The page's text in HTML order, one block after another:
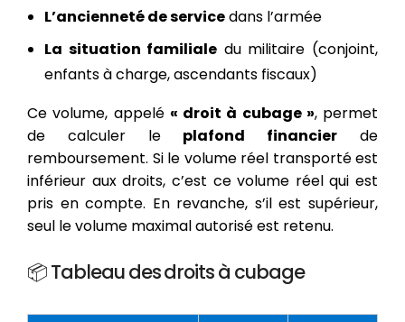
L’ancienneté de servicedans l’armée
La situation familiale du militaire (conjoint,
enfants à charge, ascendants fiscaux)
Ce volume, appelé « droit à cubage », permet
de calculer le plafond financier de
remboursement. Si le volume réel transporté est
inférieur aux droits, c’est ce volume réel qui est
pris en compte. En revanche, s’il est supérieur,
seul le volume maximal autorisé est retenu.
📦 Tableau des droits à cubage